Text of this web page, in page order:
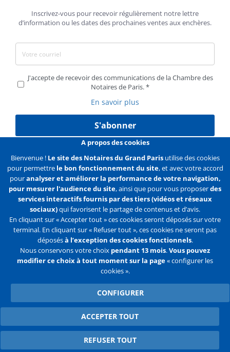
Inscrivez-vous pour recevoir régulièrement notre lettre
d’information ou les dates des prochaines ventes aux enchères.
J'accepte de recevoir des communications de la Chambre des
Notaires de Paris.
En savoir plus
S'abonner
Liens Mentions légales Données personnelles
Politique des cookies Configurer les cookies
Liens
2e
ligne
Accueil Contact Plan du site
Flux
FacebookYoutube
Twitter
A propos des cookies
Bienvenue ! Le site des Notaires du Grand Parisutilise des cookies
pour permettre le bon fonctionnement du site, et avec votre accord
pouranalyser et améliorer la performance de votre navigation,
pour mesurer l'audience du site, ainsi que pour vous proposerdes
services interactifs fournis par des tiers (vidéos et réseaux
sociaux)qui favorisent le partage de contenus et d’avis.
En cliquant sur « Accepter tout » ces cookies seront déposés sur votre
terminal. En cliquant sur « Refuser tout », ces cookies ne seront pas
déposésà l’exception des cookies fonctionnels.
Nous conservons votre choix pendant 13 mois.Vous pouvez
modifier ce choix à tout moment sur la page« configurer les
cookies ».
CONFIGURER
ACCEPTER TOUT
WITHDRAW CONSENT
REFUSER TOUT